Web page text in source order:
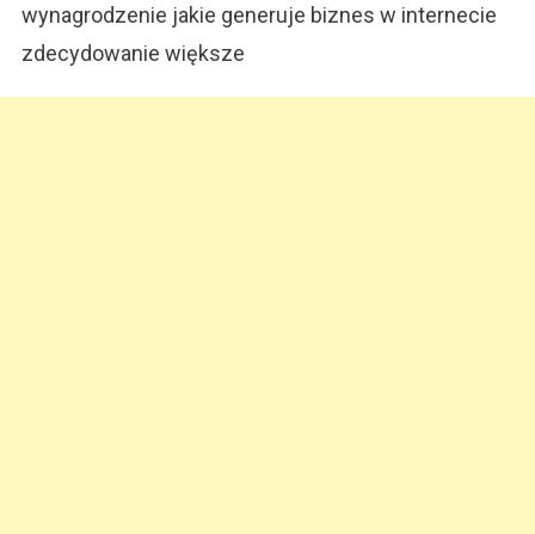
wynagrodzenie jakie generuje biznes w internecie
zdecydowanie większe